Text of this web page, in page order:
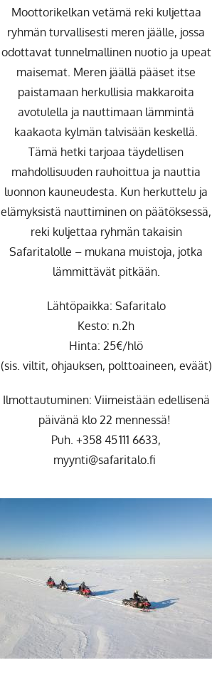
Moottorikelkan vetämä reki kuljettaa
ryhmän turvallisesti meren jäälle, jossa
odottavat tunnelmallinen nuotio ja upeat
maisemat. Meren jäällä pääset itse
paistamaan herkullisia makkaroita
avotulella ja nauttimaan lämmintä
kaakaota kylmän talvisään keskellä.
Tämä hetki tarjoaa täydellisen
mahdollisuuden rauhoittua ja nauttia
luonnon kauneudesta. Kun herkuttelu ja
elämyksistä nauttiminen on päätöksessä,
reki kuljettaa ryhmän takaisin
Safaritalolle – mukana muistoja, jotka
lämmittävät pitkään.
Lähtöpaikka: Safaritalo
Kesto: n.2h
Hinta: 25€/hlö
(sis. viltit, ohjauksen, polttoaineen, eväät)
Ilmottautuminen: Viimeistään edellisenä
päivänä klo 22 mennessä!
Puh. +358 45 111 6633,
myynti@safaritalo.fi